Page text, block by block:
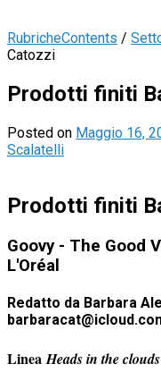
RubricheContents /
Catozzi
Prodotti finiti
Posted on Maggio 16,
Scalatelli
Prodotti finiti
Goovy - The Good
L'Oréal
Redatto da Barbara
Linea Heads in the